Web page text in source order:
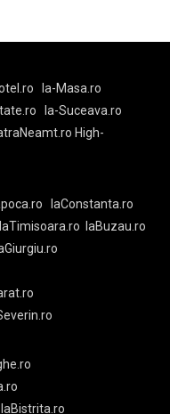
la-Masa.ro
la-Suceava.ro
High-
laConstanta.ro
laTimisoara.ro
laBuzau.ro
laBistrita.ro